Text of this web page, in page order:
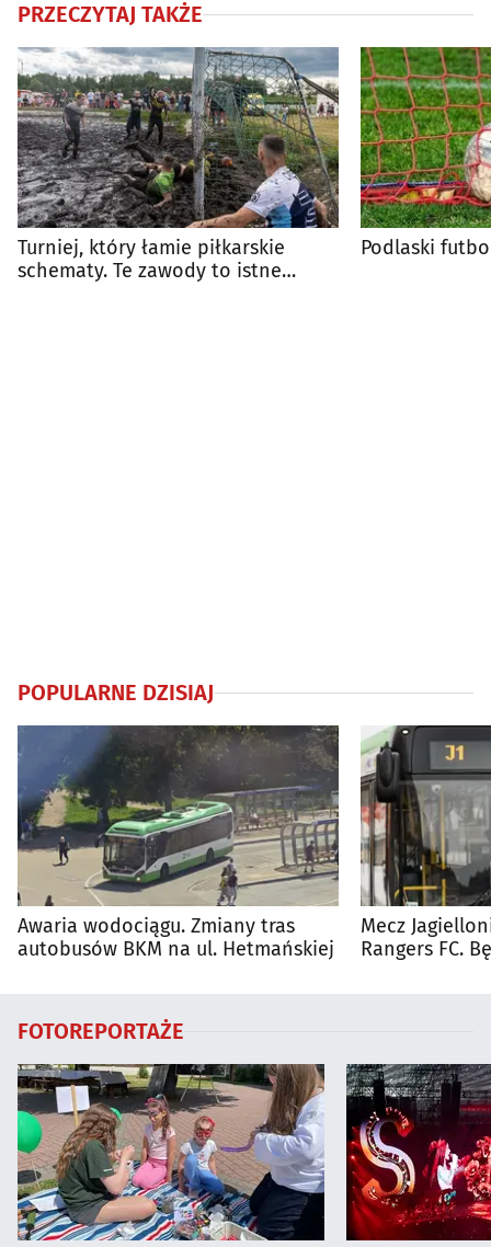
PRZECZYTAJ TAKŻE
Turniej, który łamie piłkarskie
schematy. Te zawody to istne
Podlaski
POPULARNE DZISIAJ
Awaria wodociągu. Zmiany tras
autobusów BKM na ul. Hetmańskiej
Mecz
Rangers FC.
FOTOREPORTAŻE